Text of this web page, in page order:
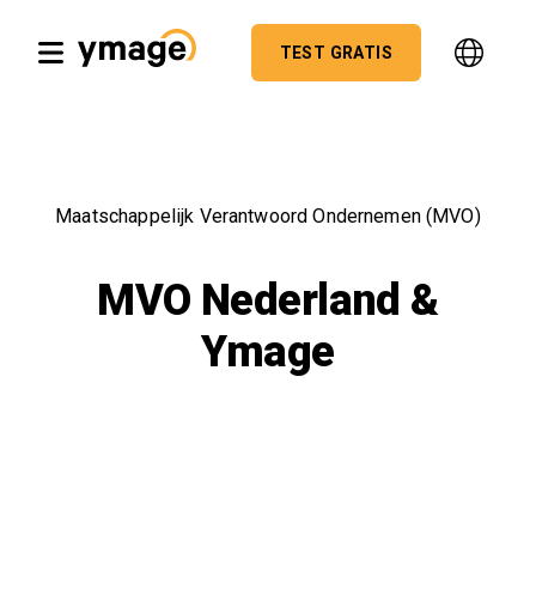
TEST GRATIS
Maatschappelijk Verantwoord Ondernemen (MVO)
MVO Nederland &
Ymage